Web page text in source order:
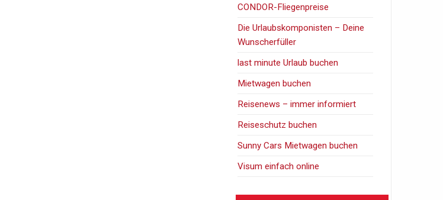
CONDOR-Fliegenpreise
Die Urlaubskomponisten – Deine
Wunscherfüller
last minute Urlaub buchen
Mietwagen buchen
Reisenews – immer informiert
Reiseschutz buchen
Sunny Cars Mietwagen buchen
Visum einfach online